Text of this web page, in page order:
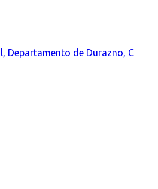
Departamento de Durazno, C